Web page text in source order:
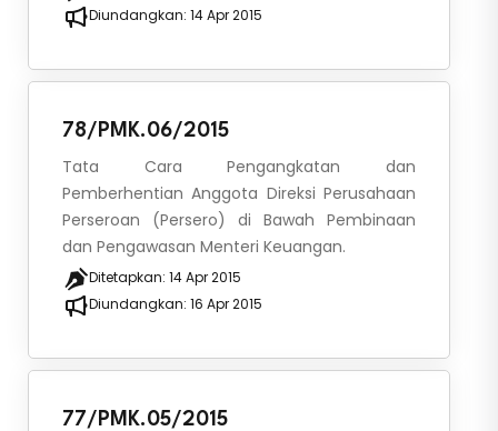
Diundangkan: 14 Apr 2015
78/PMK.06/2015
Tata Cara Pengangkatan dan
Pemberhentian Anggota Direksi Perusahaan
Perseroan (Persero) di Bawah Pembinaan
dan Pengawasan Menteri Keuangan.
Ditetapkan: 14 Apr 2015
Diundangkan: 16 Apr 2015
77/PMK.05/2015